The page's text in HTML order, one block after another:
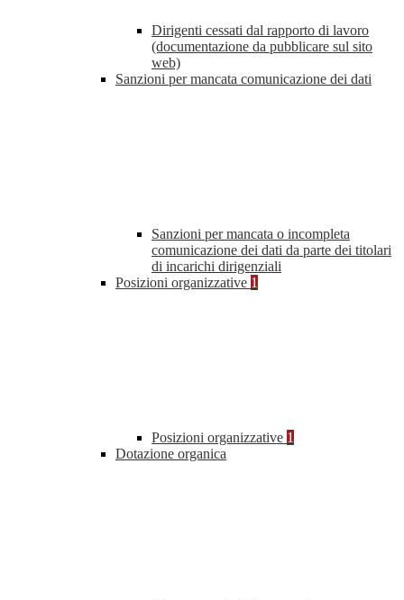
Dirigenti cessati dal rapporto di lavoro
(documentazione da pubblicare sul sito
web)
Sanzioni per mancata comunicazione dei dati
Sanzioni per mancata o incompleta
comunicazione dei dati da parte dei titolari
di incarichi dirigenziali
Posizioni organizzative 1
Posizioni organizzative 1
Dotazione organica